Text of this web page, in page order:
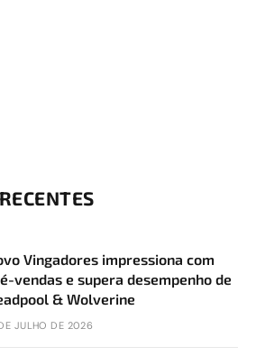
Vingadores impressiona com
vendas e supera desempenho de
& Wolverine
JULHO DE 2026